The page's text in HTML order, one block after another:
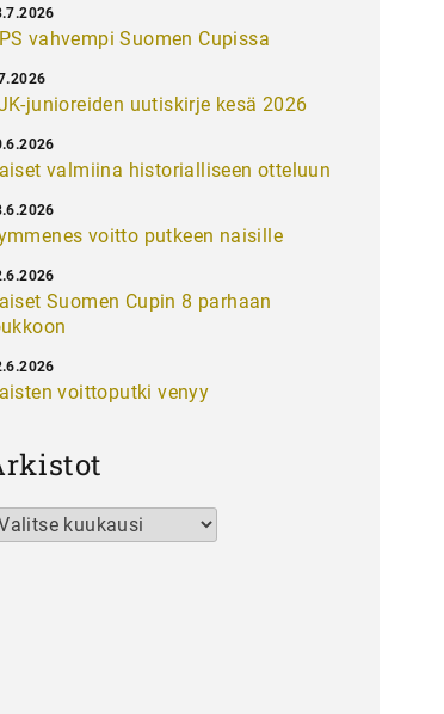
vahvempi Suomen Cupissa
junioreiden uutiskirje kesä 2026
valmiina historialliseen otteluun
voitto putkeen naisille
Suomen Cupin 8 parhaan
voittoputki venyy